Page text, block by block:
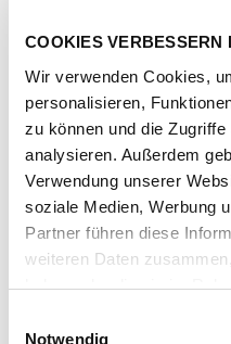
COOKIES VERBESSERN
Wir verwenden Cookies,
personalisieren,
zu können und die
analysieren. Außerdem
Verwendung unserer
soziale Medien, Werbung
Partner führen diese
weiteren Daten
haben oder die sie im
Notwendig
Artikel-Nr.1014A345-301-vital-
Farbe vital green/white